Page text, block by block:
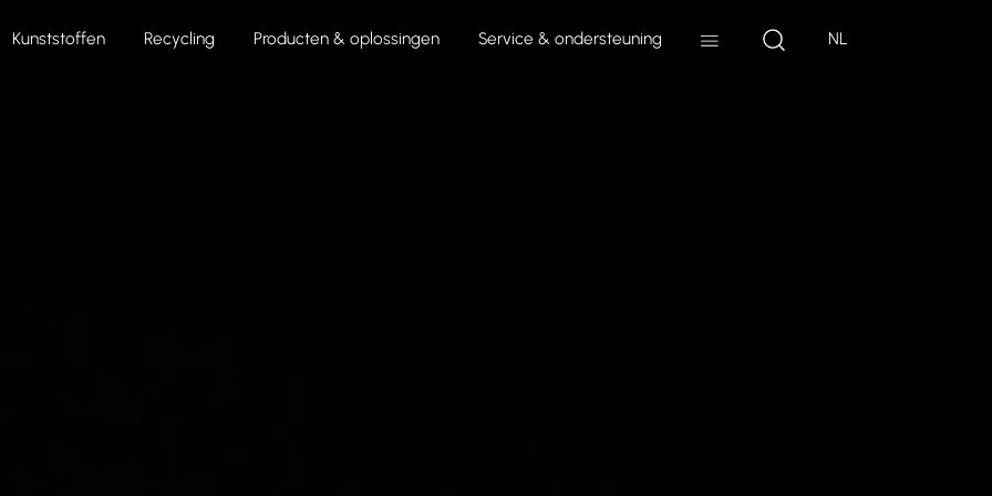
Kunststoffen Recycling Producten & oplossingen Service & ondersteuning NL